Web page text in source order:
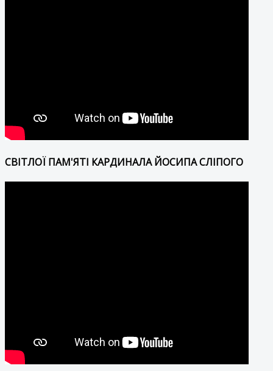
СВІТЛОЇ ПАМ'ЯТІ КАРДИНАЛА ЙОСИПА СЛІПОГО